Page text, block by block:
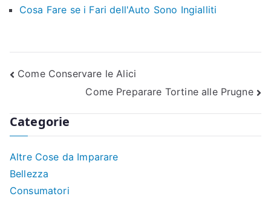
Cosa Fare se i Fari dell'Auto Sono Ingialliti
Navigazione
Come Conservare le Alici
Come Preparare Tortine alle Prugne
Categorie
Altre Cose da Imparare
Bellezza
Consumatori